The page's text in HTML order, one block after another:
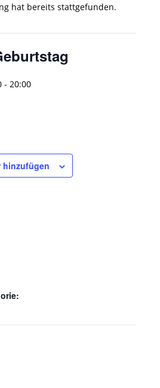
hat bereits stattgefunden.
- 20:00
hinzufügen